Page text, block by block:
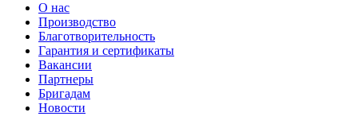
О нас
Производство
Благотворительность
Гарантия и сертификаты
Вакансии
Партнеры
Бригадам
Новости